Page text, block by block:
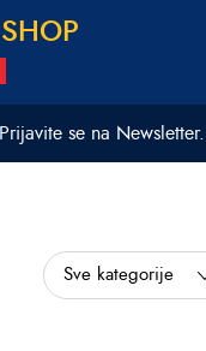
S H OP
Prijavite se na